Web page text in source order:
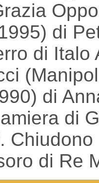
di
di Italo
di
di
di Re